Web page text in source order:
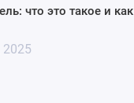
что это такое и как
2025